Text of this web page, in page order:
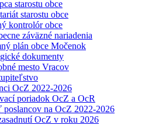
starostu obce
starostu obce
kontrolór obce
záväzné nariadenia
plán obce Močenok
dokumenty
mesto Vracov
OcZ 2022-2026
poriadok OcZ a OcR
poslancov na OcZ 2022-2026
OcZ v roku 2026